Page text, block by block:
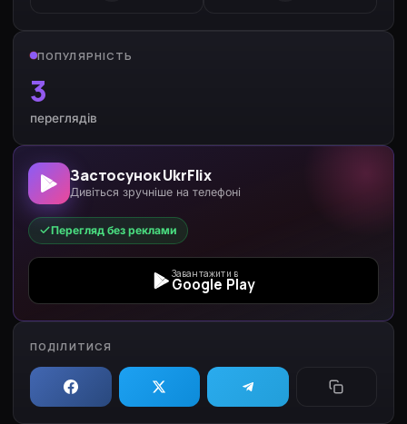
ПОПУЛЯРНІСТЬ
3
переглядів
Застосунок UkrFlix
Дивіться зручніше на телефоні
Перегляд без реклами
Завантажити в
Google Play
ПОДІЛИТИСЯ